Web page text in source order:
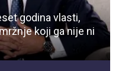
godina vlasti,
koji ga nije ni